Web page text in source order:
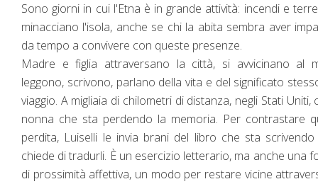
Sono giorni in cui l'Etna è in grande attività: incendi e
minacciano l'isola, anche se chi la abita sembra aver
da tempo a convivere con queste presenze.
Madre e figlia attraversano la città, si avvicinano al
leggono, scrivono, parlano della vita e del significato
viaggio. A migliaia di chilometri di distanza, negli Stati Uniti,
nonna che sta perdendo la memoria. Per contrastare
perdita, Luiselli le invia brani del libro che sta
chiede di tradurli. È un esercizio letterario, ma anche una
di prossimità affettiva, un modo per restare vicine